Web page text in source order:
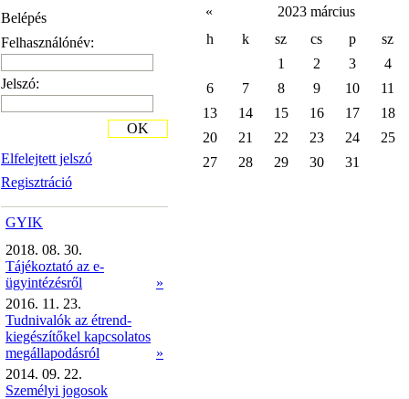
Belépés
Felhasználónév:
Jelszó:
Elfelejtett jelszó
Regisztráció
OK
GYIK
2018. 08. 30.
Tájékoztató az e-
ügyintézésről
»
2016. 11. 23.
Tudnivalók az étrend-
kiegészítőkel kapcsolatos
megállapodásról
»
2014. 09. 22.
Személyi jogosok
«
2023 március
h
k sz cs p
sz
1
2 3
4
6
7 8 9 10
11
13
14 15 16 17
18
20
21 22 23 24
25
27
28 29 30 31